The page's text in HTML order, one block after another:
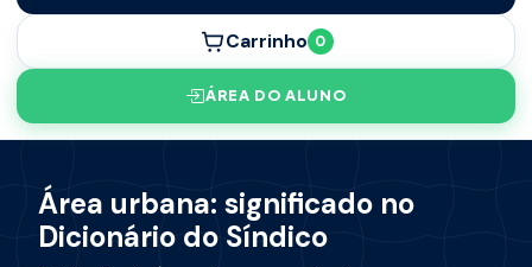
Carrinho 0
ÁREA DO ALUNO
Área urbana: significado no
Dicionário do Síndico